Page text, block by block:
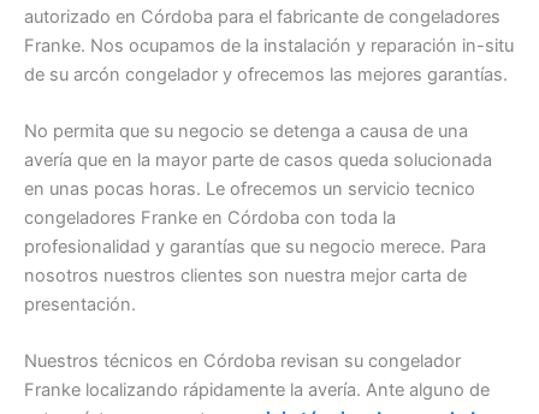
autorizado en Córdoba para el fabricante de congeladores
Franke. Nos ocupamos de la instalación y reparación in-situ
de su arcón congelador y ofrecemos las mejores garantías.
No permita que su negocio se detenga a causa de una
avería que en la mayor parte de casos queda solucionada
en unas pocas horas. Le ofrecemos un servicio tecnico
congeladores Franke en Córdoba con toda la
profesionalidad y garantías que su negocio merece. Para
nosotros nuestros clientes son nuestra mejor carta de
presentación.
Nuestros técnicos en Córdoba revisan su congelador
Franke localizando rápidamente la avería. Ante alguno de